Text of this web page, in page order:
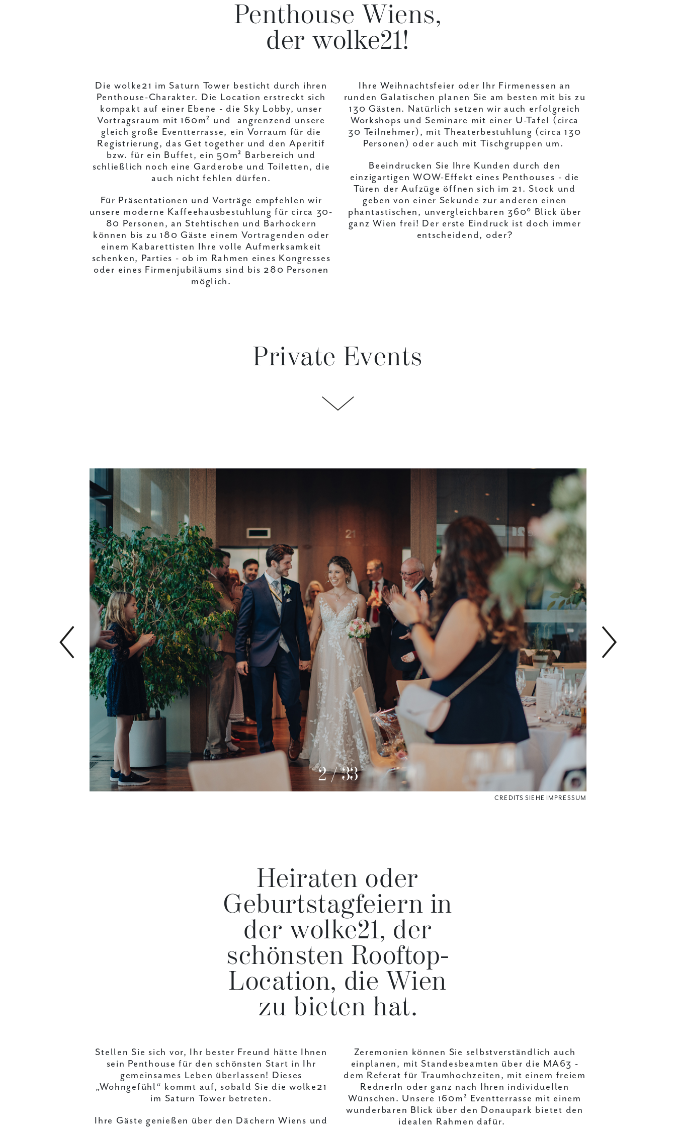
Penthouse Wiens,
der wolke21!
Die wolke21 im Saturn Tower besticht durch ihren
Penthouse-Charakter. Die Location erstreckt sich
kompakt auf einer Ebene - die Sky Lobby, unser
Vortragsraum mit 160m² und angrenzend unsere
gleich große Eventterrasse, ein Vorraum für die
Registrierung, das Get together und den Aperitif
bzw. für ein Buffet, ein 50m² Barbereich und
schließlich noch eine Garderobe und Toiletten, die
auch nicht fehlen dürfen.
Für Präsentationen und Vorträge empfehlen wir
unsere moderne Kaffeehausbestuhlung für circa 30-
80 Personen, an Stehtischen und Barhockern
können bis zu 180 Gäste einem Vortragenden oder
einem Kabarettisten Ihre volle Aufmerksamkeit
schenken, Parties - ob im Rahmen eines Kongresses
oder eines Firmenjubiläums sind bis 280 Personen
möglich.
Ihre Weihnachtsfeier oder Ihr Firmenessen an
runden Galatischen planen Sie am besten mit bis zu
130 Gästen. Natürlich setzen wir auch erfolgreich
Workshops und Seminare mit einer U-Tafel (circa
30 Teilnehmer), mit Theaterbestuhlung (circa 130
Personen) oder auch mit Tischgruppen um.
Beeindrucken Sie Ihre Kunden durch den
einzigartigen WOW-Effekt eines Penthouses - die
Türen der Aufzüge öffnen sich im 21. Stock und
geben von einer Sekunde zur anderen einen
phantastischen, unvergleichbaren 360° Blick über
ganz Wien frei! Der erste Eindruck ist doch immer
entscheidend, oder?
Private Events
3/33
CREDITS SIEHE IMPRESSUM
Heiraten oder
Geburtstagfeiern in
der wolke21, der
schönsten Rooftop-
Location, die Wien
zu bieten hat.
Stellen Sie sich vor, Ihr bester Freund hätte Ihnen
sein Penthouse für den schönsten Start in Ihr
gemeinsames Leben überlassen! Dieses
„Wohngefühl“ kommt auf, sobald Sie die wolke21
im Saturn Tower betreten.
Ihre Gäste genießen über den Dächern Wiens und
Zeremonien können Sie selbstverständlich auch
einplanen, mit Standesbeamten über die MA63 -
dem Referat für Traumhochzeiten, mit einem freiem
RednerIn oder ganz nach Ihren individuellen
Wünschen. Unsere 160m² Eventterrasse mit einem
wunderbaren Blick über den Donaupark bietet den
idealen Rahmen dafür.